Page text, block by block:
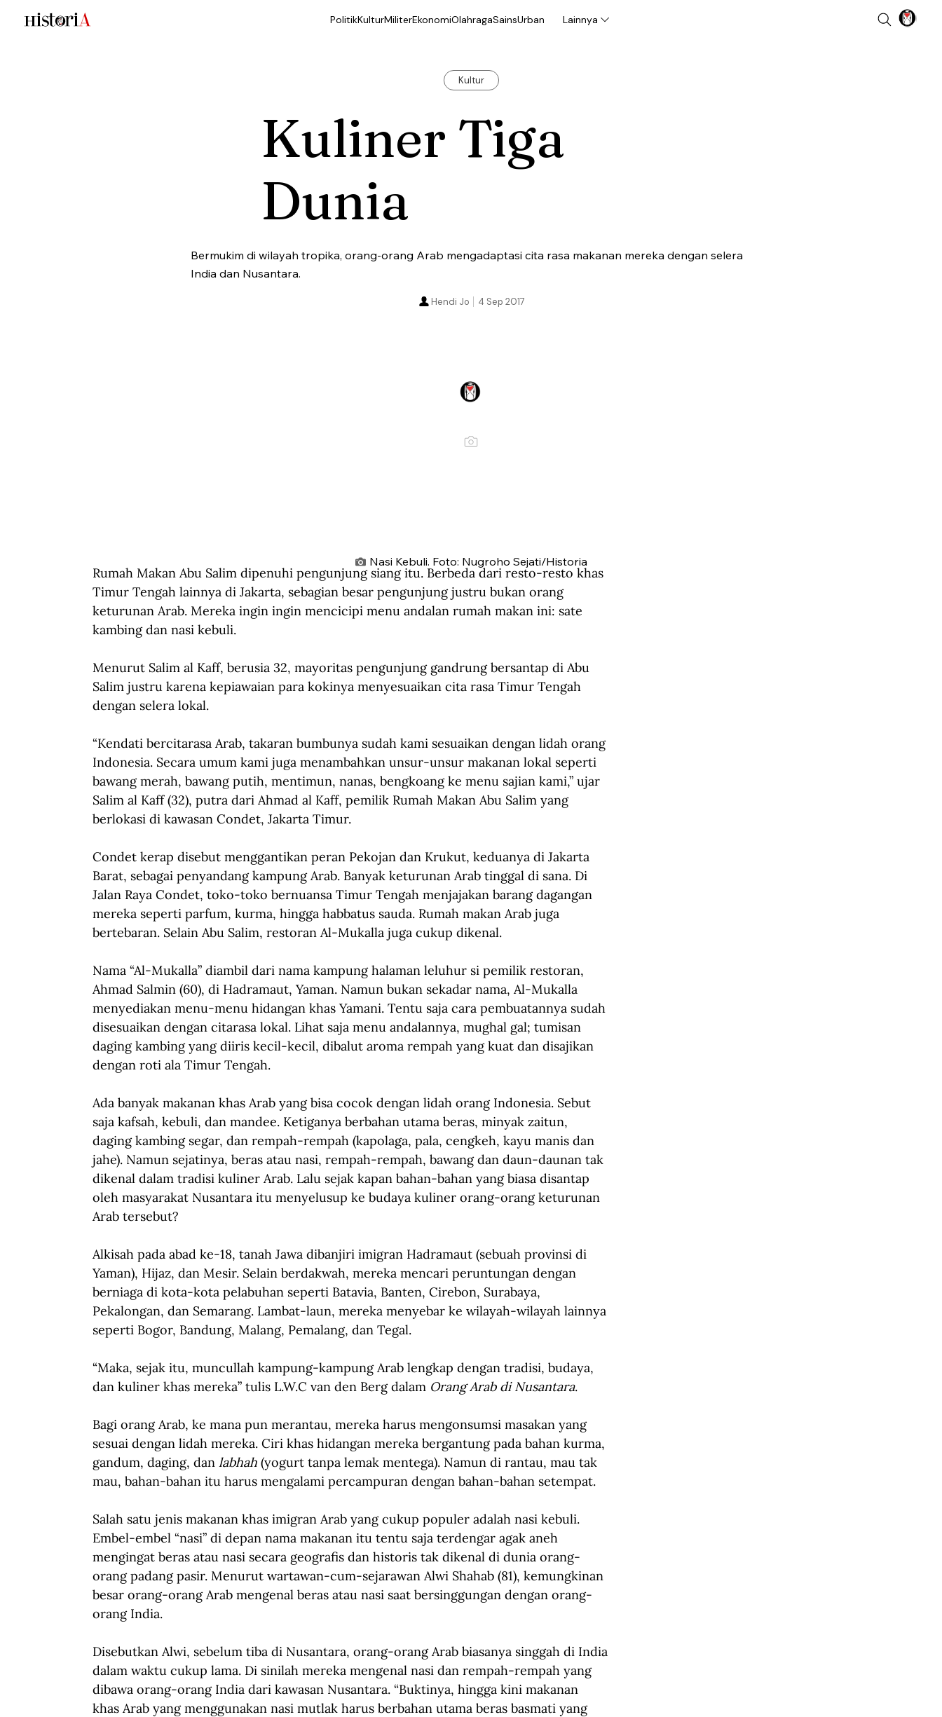
PolitikKulturMiliterEkonomiOlahragaSainsUrban Lainnya
Kultur
Kuliner Tiga
Dunia
Bermukim di wilayah tropika, orang-orang Arab mengadaptasi cita rasa makanan mereka dengan selera
India dan Nusantara.
4 Sep 2017
Hendi Jo
Nasi Kebuli. Foto: Nugroho Sejati/Historia
Rumah Makan Abu Salim dipenuhi pengunjung siang itu. Berbeda dari resto-resto khas
Timur Tengah lainnya di Jakarta, sebagian besar pengunjung justru bukan orang
keturunan Arab. Mereka ingin ingin mencicipi menu andalan rumah makan ini: sate
kambing dan nasi kebuli.
Menurut Salim al Kaff, berusia 32, mayoritas pengunjung gandrung bersantap di Abu
Salim justru karena kepiawaian para kokinya menyesuaikan cita rasa Timur Tengah
dengan selera lokal.
“Kendati bercitarasa Arab, takaran bumbunya sudah kami sesuaikan dengan lidah orang
Indonesia. Secara umum kami juga menambahkan unsur-unsur makanan lokal seperti
bawang merah, bawang putih, mentimun, nanas, bengkoang ke menu sajian kami,” ujar
Salim al Kaff (32), putra dari Ahmad al Kaff, pemilik Rumah Makan Abu Salim yang
berlokasi di kawasan Condet, Jakarta Timur.
Condet kerap disebut menggantikan peran Pekojan dan Krukut, keduanya di Jakarta
Barat, sebagai penyandang kampung Arab. Banyak keturunan Arab tinggal di sana. Di
Jalan Raya Condet, toko-toko bernuansa Timur Tengah menjajakan barang dagangan
mereka seperti parfum, kurma, hingga habbatus sauda. Rumah makan Arab juga
bertebaran. Selain Abu Salim, restoran Al-Mukalla juga cukup dikenal.
Nama “Al-Mukalla” diambil dari nama kampung halaman leluhur si pemilik restoran,
Ahmad Salmin (60), di Hadramaut, Yaman. Namun bukan sekadar nama, Al-Mukalla
menyediakan menu-menu hidangan khas Yamani. Tentu saja cara pembuatannya sudah
disesuaikan dengan citarasa lokal. Lihat saja menu andalannya, mughal gal; tumisan
daging kambing yang diiris kecil-kecil, dibalut aroma rempah yang kuat dan disajikan
dengan roti ala Timur Tengah.
Ada banyak makanan khas Arab yang bisa cocok dengan lidah orang Indonesia. Sebut
saja kafsah, kebuli, dan mandee. Ketiganya berbahan utama beras, minyak zaitun,
daging kambing segar, dan rempah-rempah (kapolaga, pala, cengkeh, kayu manis dan
jahe). Namun sejatinya, beras atau nasi, rempah-rempah, bawang dan daun-daunan tak
dikenal dalam tradisi kuliner Arab. Lalu sejak kapan bahan-bahan yang biasa disantap
oleh masyarakat Nusantara itu menyelusup ke budaya kuliner orang-orang keturunan
Arab tersebut?
Alkisah pada abad ke-18, tanah Jawa dibanjiri imigran Hadramaut (sebuah provinsi di
Yaman), Hijaz, dan Mesir. Selain berdakwah, mereka mencari peruntungan dengan
berniaga di kota-kota pelabuhan seperti Batavia, Banten, Cirebon, Surabaya,
Pekalongan, dan Semarang. Lambat-laun, mereka menyebar ke wilayah-wilayah lainnya
seperti Bogor, Bandung, Malang, Pemalang, dan Tegal.
“Maka, sejak itu, muncullah kampung-kampung Arab lengkap dengan tradisi, budaya,
dan kuliner khas mereka” tulis L.W.C van den Berg dalam Orang Arab di Nusantara.
Bagi orang Arab, ke mana pun merantau, mereka harus mengonsumsi masakan yang
sesuai dengan lidah mereka. Ciri khas hidangan mereka bergantung pada bahan kurma,
gandum, daging, dan labhah (yogurt tanpa lemak mentega). Namun di rantau, mau tak
mau, bahan-bahan itu harus mengalami percampuran dengan bahan-bahan setempat.
Salah satu jenis makanan khas imigran Arab yang cukup populer adalah nasi kebuli.
Embel-embel “nasi” di depan nama makanan itu tentu saja terdengar agak aneh
mengingat beras atau nasi secara geografis dan historis tak dikenal di dunia orang-
orang padang pasir. Menurut wartawan-cum-sejarawan Alwi Shahab (81), kemungkinan
besar orang-orang Arab mengenal beras atau nasi saat bersinggungan dengan orang-
orang India.
Disebutkan Alwi, sebelum tiba di Nusantara, orang-orang Arab biasanya singgah di India
dalam waktu cukup lama. Di sinilah mereka mengenal nasi dan rempah-rempah yang
dibawa orang-orang India dari kawasan Nusantara. “Buktinya, hingga kini makanan
khas Arab yang menggunakan nasi mutlak harus berbahan utama beras basmati yang